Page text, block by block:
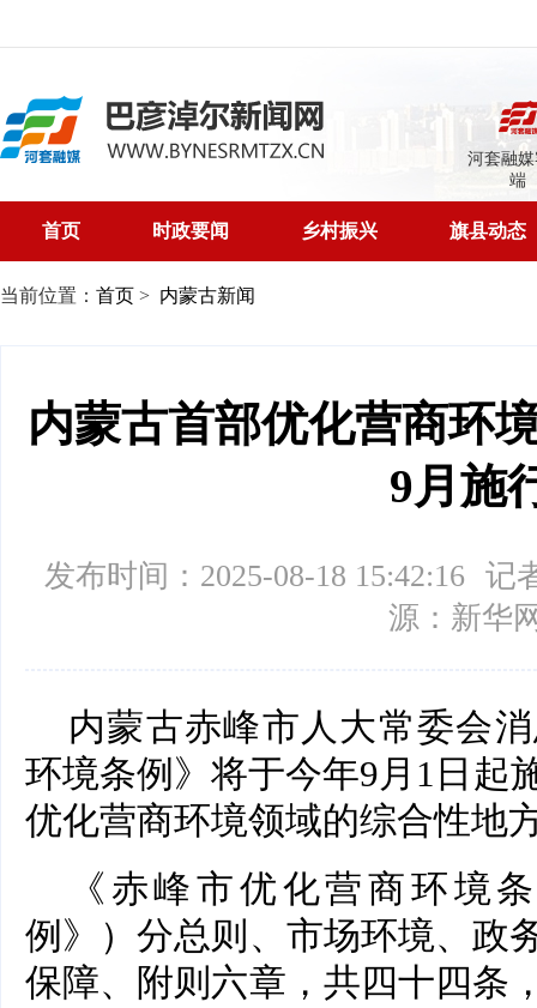
河套融
端
首页 时政要闻 乡村振兴 旗县动态
当前位置： 首页 > 内蒙古新闻
内蒙古首部优化营商环
9月施
发布时间：2025-08-18 15:42:16
记
源：新华
内蒙古赤峰市人大常委会
环境条例》将于今年9月1日起
优化营商环境领域的综合性地
《赤峰市优化营商环境
例》）分总则、市场环境、政
保障、附则六章，共四十四条